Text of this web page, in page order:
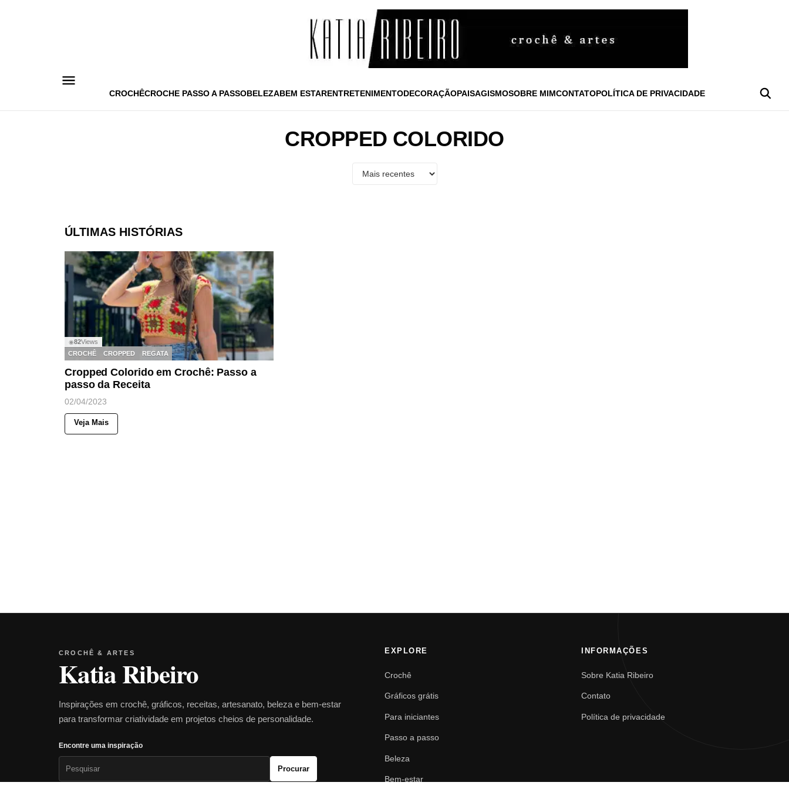
CROCHÊCROCHE PASSO A PASSOBELEZABEM ESTARENTRETENIMENTODECORAÇÃOPAISAGISMOSOBRE MIMCONTATOPOLÍTICA DE PRIVACIDADE
CROPPED COLORIDO
ÚLTIMAS HISTÓRIAS
◉82Views
CROCHÊ
CROPPED REGATA
Cropped Colorido em Crochê: Passo a
passo da Receita
02/04/2023
Veja Mais
CROCHÊ & ARTES
Katia Ribeiro
Inspirações em crochê, gráficos, receitas, artesanato, beleza e bem-estar
para transformar criatividade em projetos cheios de personalidade.
Encontre uma inspiração
Procurar
EXPLORE
Crochê
Gráficos grátis
Para iniciantes
Passo a passo
Beleza
Bem-estar
INFORMAÇÕES
Sobre Katia Ribeiro
Contato
Política de privacidade